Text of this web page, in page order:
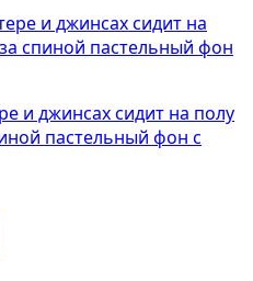
и джинсах сидит на полу
пастельный фон с